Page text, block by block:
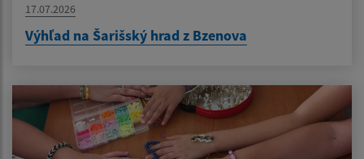
17.07.2026
Výhľad na Šarišský hrad z Bzenova